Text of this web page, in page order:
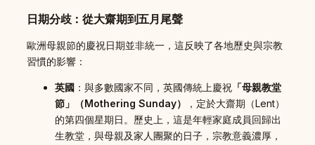
日期分歧：從大齋期到五月尾聲
歐洲母親節的慶祝日期並非統一，這反映了各地歷史與宗教
習慣的影響：
英國 ：與多數國家不同，英國傳統上慶祝 「母親教堂
節」（Mothering Sunday）
，定於大齋期（Lent）
的第四個星期日。歷史上，這是年輕家庭成員回歸出
生教堂，與母親及家人團聚的日子，宗教意義濃厚，